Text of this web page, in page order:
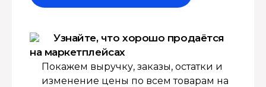
Узнайте, что хорошо продаётся
на маркетплейсах
Покажем выручку, заказы, остатки и
изменение цены по всем товарам на